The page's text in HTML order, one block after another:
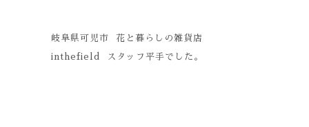
岐阜県可児市 花と暮らしの雑貨店
inthefield スタッフ平手でした。